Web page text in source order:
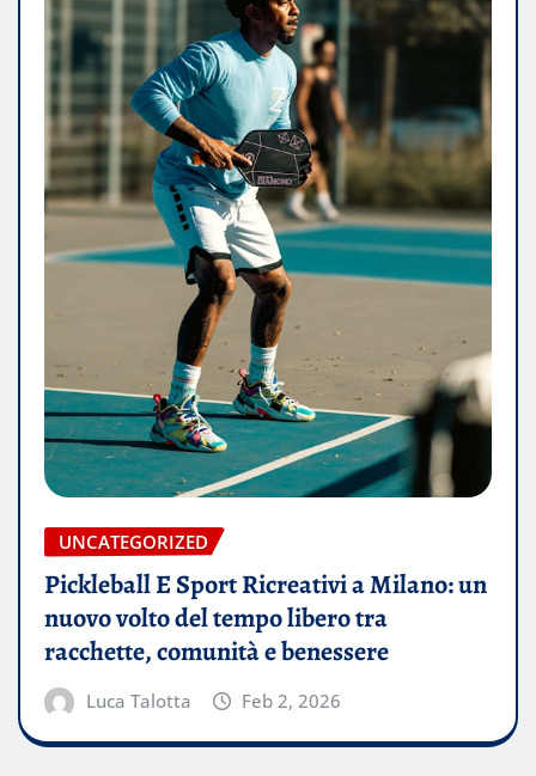
UNCATEGORIZED
Pickleball E Sport Ricreativi a Milano: un
nuovo volto del tempo libero tra
racchette, comunità e benessere
Luca Talotta Feb 2, 2026